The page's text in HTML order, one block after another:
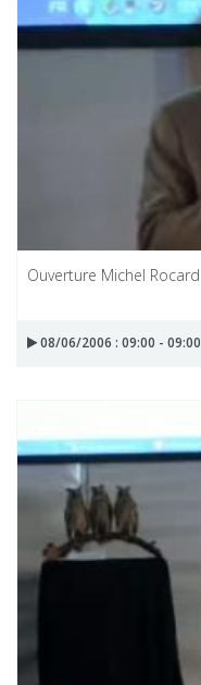
Ouverture Michel Rocard
08/06/2006 : 09:00 - 09:00